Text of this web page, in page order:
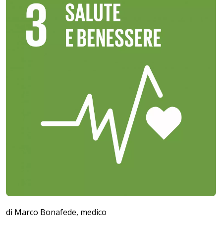
di Marco Bonafede, medico